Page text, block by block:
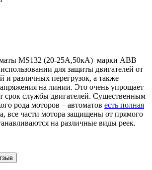
MS132 (20-25А,50кА) марки АВВ
для защиты двигателей от
и различных перегрузок, а также
на линии. Это очень упрощает
срок службы двигателей. Существенным
рода моторов – автоматов есть полная
все части мотора защищены от прямого
на различные виды реек.